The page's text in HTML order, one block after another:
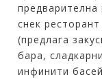
снек
(предлага
бара,
инфинити